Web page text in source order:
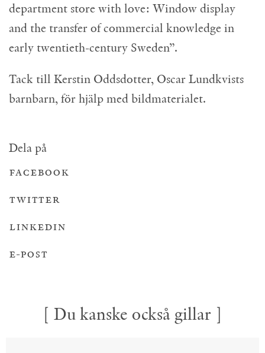
department store with love: Window display
and the transfer of commercial knowledge in
early twentieth-century Sweden”.
Tack till Kerstin Oddsdotter, Oscar Lundkvists
barnbarn, för hjälp med bildmaterialet.
Dela på
Facebook
Twitter
Linkedin
E-post
[ Du kanske också gillar ]